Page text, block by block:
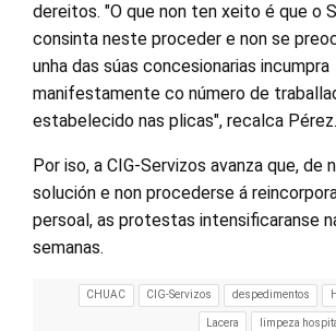
dereitos. "O que non ten xeito é que o
consinta neste proceder e non se
unha das súas concesionarias incumpra
manifestamente co número de
estabelecido nas plicas", recalca Pérez.
Por iso, a CIG-Servizos avanza que, de
solución e non procederse á
persoal, as protestas intensificaranse
semanas.
CHUAC CIG-Servizos despedimentos
Lacera limpeza